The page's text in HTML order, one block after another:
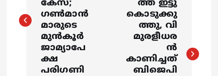
n
കേസ്;
ഗൺമാൻ
മാരുടെ
മുൻകൂർ
ജാമ്യാപേ
ക്ഷ
പരിഗണി
ത്ത് ഇട്ടു
കൊടുക്കു
ത്തു, വി
മുരളീധര
ൻ
കാണിച്ചത്
ബിജെപി